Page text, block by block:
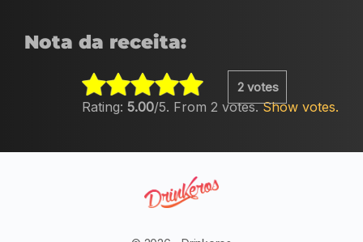
Nota da receita:
Rate
this
Rating: 5.00/5. From 2 votes.Show votes.
2 votes